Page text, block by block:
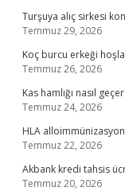
Turşuya alıç sirkesi
Temmuz 29, 2026
Koç burcu erkeği
Temmuz 26, 2026
Kas hamlığı nasıl
Temmuz 24, 2026
HLA
Temmuz 22, 2026
Akbank kredi tahsis
Temmuz 20, 2026